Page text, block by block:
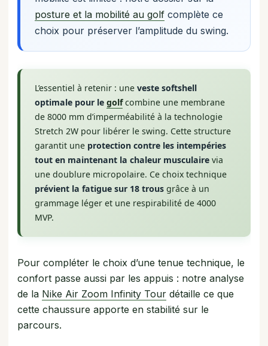
posture et la mobilité au golfcomplète ce
choix pour préserver l’amplitude du swing.
L’essentiel à retenir : une veste softshell
optimale pour le golfcombine une membrane
de 8000 mm d’imperméabilité à la technologie
Stretch 2W pour libérer le swing. Cette structure
garantit une protection contre les intempéries
tout en maintenant la chaleur musculairevia
une doublure micropolaire. Ce choix technique
prévient la fatigue sur 18 trousgrâce à un
grammage léger et une respirabilité de 4000
MVP.
Pour compléter le choix d’une tenue technique, le
confort passe aussi par les appuis : notre analyse
de la Nike Air Zoom Infinity Tourdétaille ce que
cette chaussure apporte en stabilité sur le
parcours.